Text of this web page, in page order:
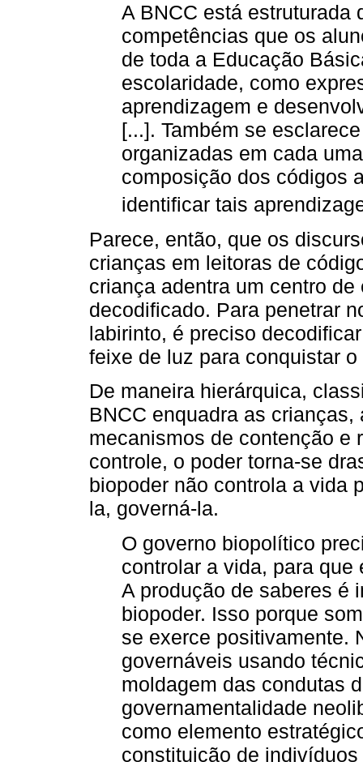
A BNCC está estruturada
competências que os
de toda a Educação
escolaridade, como
aprendizagem e
[...]. Também se
organizadas em cada
composição dos códigos
identificar tais
Parece, então, que os
crianças em leitoras de
criança adentra um centro
decodificado. Para penetrar
labirinto, é preciso
feixe de luz para conquistar
De maneira hierárquica,
BNCC enquadra as
mecanismos de contenção e
controle, o poder torna-se
biopoder não controla a vida
la, governá-la.
O governo biopolítico
controlar a vida, para
A produção de saberes é
biopoder. Isso porque
se exerce positivamente.
governáveis usando
moldagem das condutas
governamentalidade
como elemento
constituição de